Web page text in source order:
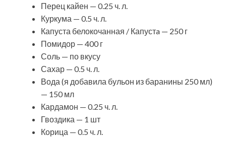
Перец кайен — 0.25 ч. л.
Куркума — 0.5 ч. л.
Капуста белокочанная / Капустa — 250 г
Помидор — 400 г
Соль — по вкусу
Сахар — 0.5 ч. л.
Вода (я добавила бульон из баранины 250 мл)
— 150 мл
Кардамон — 0.25 ч. л.
Гвоздика — 1 шт
Корица — 0.5 ч. л.